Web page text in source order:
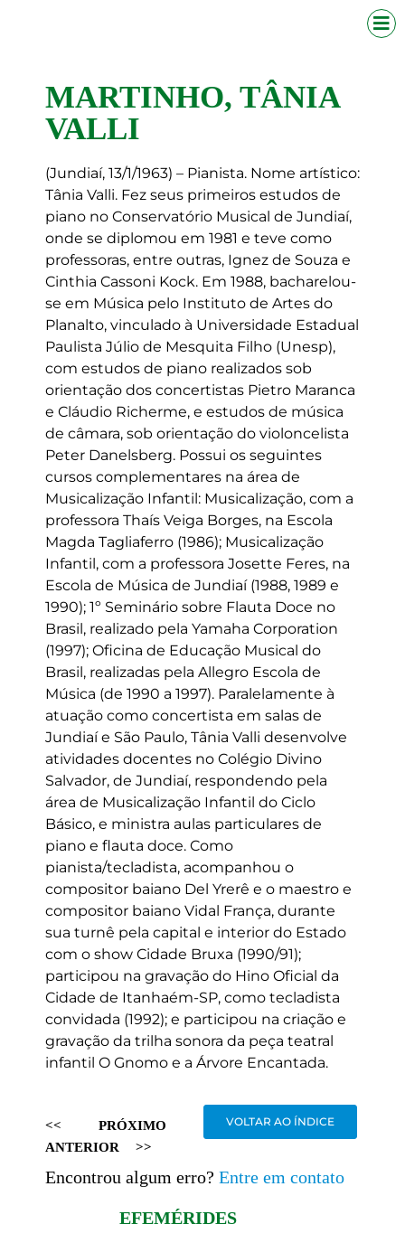
MARTINHO, TÂNIA
VALLI
(Jundiaí, 13/1/1963) – Pianista. Nome artístico:
Tânia Valli. Fez seus primeiros estudos de
piano no Conservatório Musical de Jundiaí,
onde se diplomou em 1981 e teve como
professoras, entre outras, Ignez de Souza e
Cinthia Cassoni Kock. Em 1988, bacharelou-
se em Música pelo Instituto de Artes do
Planalto, vinculado à Universidade Estadual
Paulista Júlio de Mesquita Filho (Unesp),
com estudos de piano realizados sob
orientação dos concertistas Pietro Maranca
e Cláudio Richerme, e estudos de música
de câmara, sob orientação do violoncelista
Peter Danelsberg. Possui os seguintes
cursos complementares na área de
Musicalização Infantil: Musicalização, com a
professora Thaís Veiga Borges, na Escola
Magda Tagliaferro (1986); Musicalização
Infantil, com a professora Josette Feres, na
Escola de Música de Jundiaí (1988, 1989 e
1990); 1º Seminário sobre Flauta Doce no
Brasil, realizado pela Yamaha Corporation
(1997); Oficina de Educação Musical do
Brasil, realizadas pela Allegro Escola de
Música (de 1990 a 1997). Paralelamente à
atuação como concertista em salas de
Jundiaí e São Paulo, Tânia Valli desenvolve
atividades docentes no Colégio Divino
Salvador, de Jundiaí, respondendo pela
área de Musicalização Infantil do Ciclo
Básico, e ministra aulas particulares de
piano e flauta doce. Como
pianista/tecladista, acompanhou o
compositor baiano Del Yrerê e o maestro e
compositor baiano Vidal França, durante
sua turnê pela capital e interior do Estado
com o show Cidade Bruxa (1990/91);
participou na gravação do Hino Oficial da
Cidade de Itanhaém-SP, como tecladista
convidada (1992); e participou na criação e
gravação da trilha sonora da peça teatral
infantil O Gnomo e a Árvore Encantada.
<<
ANTERIOR
PRÓXIMO
>>
VOLTAR AO ÍNDICE
Encontrou algum erro? Entre em contato
EFEMÉRIDES